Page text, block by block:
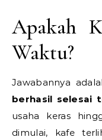
Apakah
Waktu?
Jawabannya
berhasil selesai
usaha keras
dimulai, kafe